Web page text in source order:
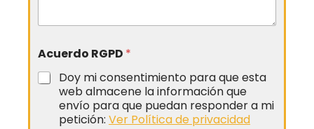
Acuerdo RGPD *
Doy mi consentimiento para que esta
web almacene la información que
envío para que puedan responder a mi
petición: Ver Política de privacidad